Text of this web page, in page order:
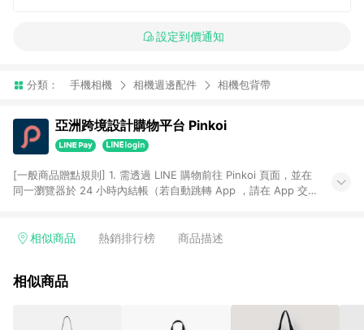
設定到價通知
分類： 手機相機 相機週邊配件 相機包背帶
亞洲跨境設計購物平台 Pinkoi
[一般商品贈點規則] 1. 需透過 LINE 購物前往 Pinkoi 頁面，並在
同一瀏覽器於 24 小時內結帳（若自動跳轉 App ，請在 App 交
回饋訂單不得享有 Pinkoi 站方優惠，例如首購優惠，P coins，
行為，不具贈點資格，部分退款不在此限。 6. APP 請更新至
貨後 45 天後發送。 8. 群眾募資商品，禮物卡，開館保證金，補
相似商品 熱銷排行榜 商品描述
相似商品